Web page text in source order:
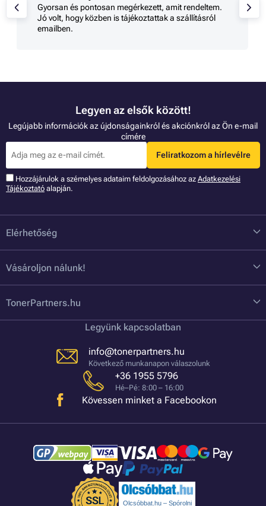
Gyorsan és pontosan megérkezett, amit rendeltem.
Jó volt, hogy közben is tájékoztattak a szállításról
emailben.
Legyen az elsők között!
Legújabb információk az újdonságainkról és akciónkról az Ön e-mail
címére
Feliratkozom a hírlevélre
Hozzájárulok a szémelyes adataim feldolgozásához az Adatkezelési
Tájékoztató alapján.
Elérhetőség
Vásároljon nálunk!
TonerPartners.hu
Legyünk kapcsolatban
info@tonerpartners.hu
Következő munkanapon válaszolunk
+36 1955 5796
Hé–Pé: 8:00 – 16:00
Kövessen minket a Facebookon
Olcsóbbat.hu – Spórolni